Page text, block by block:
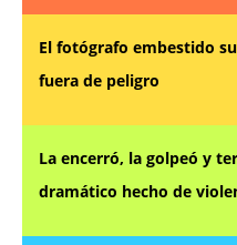
El fotógrafo embestido
fuera de peligro
La encerró, la golpeó y
dramático hecho de